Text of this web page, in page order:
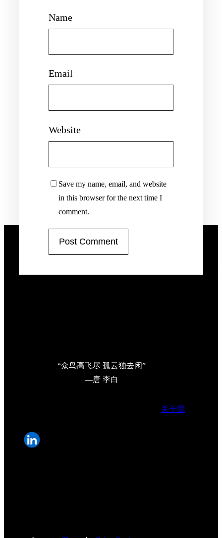
Name
Email
Website
Save my name, email, and website
in this browser for the next time I
comment.
“众鸟高飞尽 孤云独去闲”
—唐 李白
关于我